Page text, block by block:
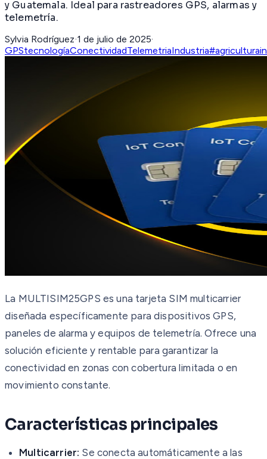
y Guatemala. Ideal para rastreadores GPS, alarmas y
telemetría.
Sylvia Rodríguez·1 de julio de 2025·
GPStecnologíaConectividadTelemetriaIndustria
La MULTISIM25GPS es una tarjeta SIM multicarrier
diseñada específicamente para dispositivos GPS,
paneles de alarma y equipos de telemetría. Ofrece una
solución eficiente y rentable para garantizar la
conectividad en zonas con cobertura limitada o en
movimiento constante.
Características principales
Multicarrier: Se conecta automáticamente a las